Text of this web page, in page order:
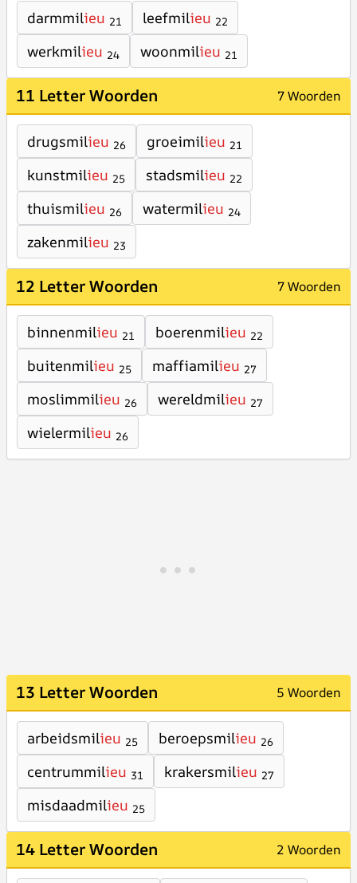
darmmilieu 21 leefmilieu 22
werkmilieu 24 woonmilieu 21
11 Letter Woorden 7 Woorden
drugsmilieu 26 groeimilieu 21
kunstmilieu 25 stadsmilieu 22
thuismilieu 26 watermilieu 24
zakenmilieu 23
12 Letter Woorden 7 Woorden
binnenmilieu 21 boerenmilieu 22
buitenmilieu 25 maffiamilieu 27
moslimmilieu 26 wereldmilieu 27
wielermilieu 26
13 Letter Woorden 5 Woorden
arbeidsmilieu 25 beroepsmilieu 26
centrummilieu 31 krakersmilieu 27
misdaadmilieu 25
14 Letter Woorden 2 Woorden